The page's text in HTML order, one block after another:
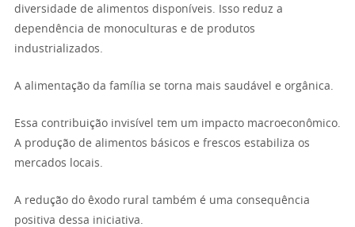
diversidade de alimentos disponíveis. Isso reduz a
dependência de monoculturas e de produtos
industrializados.
A alimentação da família se torna mais saudável e orgânica.
Essa contribuição invisível tem um impacto macroeconômico.
A produção de alimentos básicos e frescos estabiliza os
mercados locais.
A redução do êxodo rural também é uma consequência
positiva dessa iniciativa.